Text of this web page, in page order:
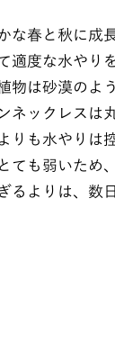
な春と秋に成
適度な水やり
物は砂漠のよ
ネックレスは
りも水やりは
ても弱いため
るよりは、数